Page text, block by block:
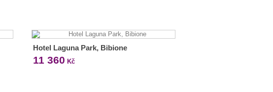
Hotel Laguna Park, Bibione
11 360 Kč